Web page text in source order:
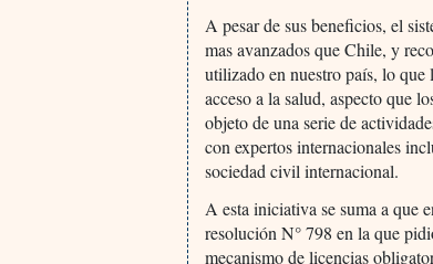
A pesar de sus beneficios, el
mas avanzados que Chile, y
utilizado en nuestro país, lo
acceso a la salud, aspecto que
objeto de una serie de
con expertos internacionales
sociedad civil internacional.
A esta iniciativa se suma a que
resolución N° 798 en la que
mecanismo de licencias